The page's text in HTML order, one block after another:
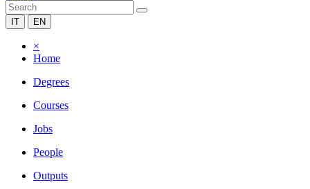
IT EN
×
Home
Degrees
Courses
Jobs
People
Outputs